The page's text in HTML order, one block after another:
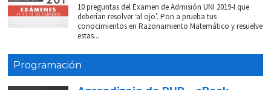
10 preguntas del Examen de Admisión UNI 2019-I que
deberían resolver ‘al ojo’. Pon a prueba tus
conocimientos en Razonamiento Matemático y resuelve
estas...
Programación